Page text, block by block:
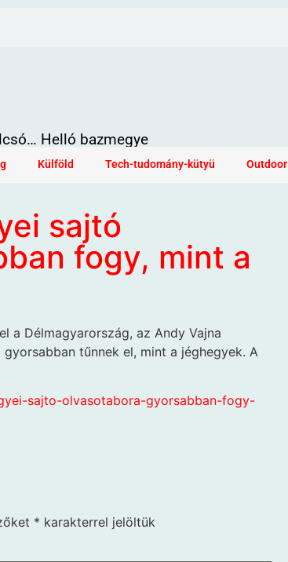
Helló bazmegye
Külföld Tech-tudomány-kütyü Outdoor
sajtó
fogy, mint a
a Délmagyarország, az Andy Vajna
tűnnek el, mint a jéghegyek. A
sajto-olvasotabora-gyorsabban-fogy-
* karakterrel jelöltük